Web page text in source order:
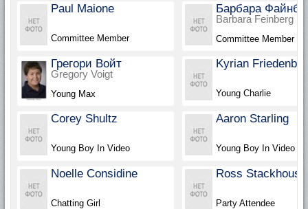
Paul Maione
Committee Member
Барбара
Barbara Feinberg
Committee Member
Грегори Войт
Gregory Voigt
Young Max
Kyrian
Young Charlie
Corey Shultz
Young Boy In Video
Aaron Starling
Young Boy In Video
Noelle Considine
Chatting Girl
Ross Stackhouse
Party Attendee